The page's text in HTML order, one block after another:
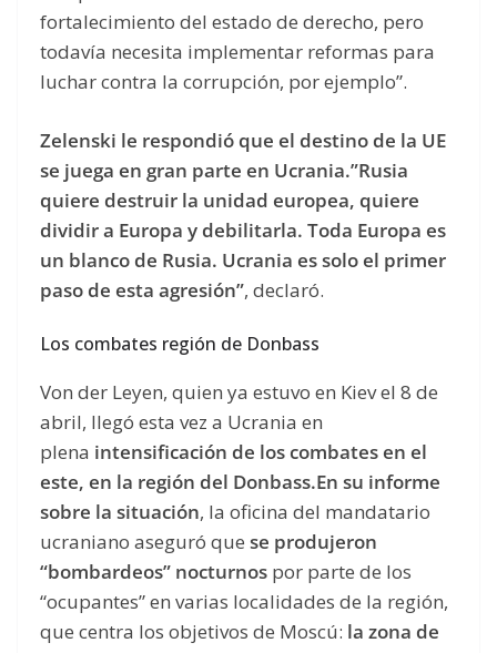
fortalecimiento del estado de derecho, pero
todavía necesita implementar reformas para
luchar contra la corrupción, por ejemplo”.
Zelenski le respondió que el destino de la UE
se juega en gran parte en Ucrania.”Rusia
quiere destruir la unidad europea, quiere
dividir a Europa y debilitarla. Toda Europa es
un blanco de Rusia. Ucrania es solo el primer
paso de esta agresión”, declaró.
Los combates región de Donbass
Von der Leyen, quien ya estuvo en Kiev el 8 de
abril, llegó esta vez a Ucrania en
plena intensificación de los combates en el
este, en la región del Donbass.En su informe
sobre la situación, la oficina del mandatario
ucraniano aseguró que se produjeron
“bombardeos” nocturnos por parte de los
“ocupantes” en varias localidades de la región,
que centra los objetivos de Moscú: la zona de